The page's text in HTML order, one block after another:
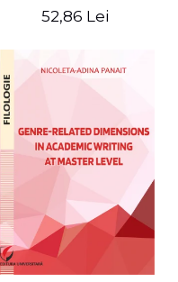
fiction
52,86 Lei